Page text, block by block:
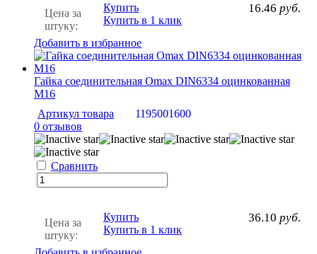
Цена за
штуку:
16.46 руб.
Купить
Купить в 1 клик
Добавить в избранное
Гайка соединительная Omax DIN6334 оцинкованная
M16
Артикул товара
1195001600
0 отзывов
Сравнить
Цена за
штуку:
36.10 руб.
Купить
Купить в 1 клик